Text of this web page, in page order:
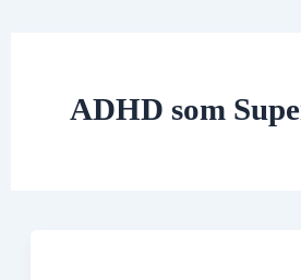
ADHD som